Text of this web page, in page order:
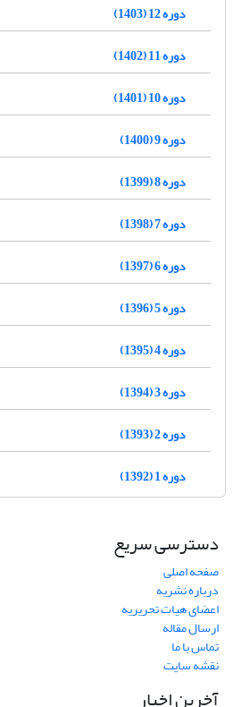
دوره 12 (1403)
دوره 11 (1402)
دوره 10 (1401)
دوره 9 (1400)
دوره 8 (1399)
دوره 7 (1398)
دوره 6 (1397)
دوره 5 (1396)
دوره 4 (1395)
دوره 3 (1394)
دوره 2 (1393)
دوره 1 (1392)
دسترسی سریع
صفحه اصلی
درباره نشریه
اعضای هیات تحریریه
ارسال مقاله
تماس با ما
نقشه سایت
آخرین اخبار